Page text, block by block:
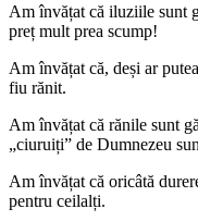
Am învățat că iluziile sunt
preț mult prea scump!
Am învățat că, deși ar
fiu rănit.
Am învățat că rănile sunt
„ciuruiți” de Dumnezeu
Am învățat că oricâtă
pentru ceilalți.